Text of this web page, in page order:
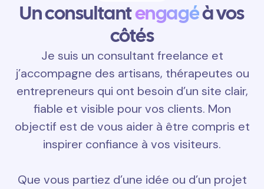
Un consultantengagéà vos
côtés
Je suis un consultant freelance et
j’accompagne des artisans, thérapeutes ou
entrepreneurs qui ont besoin d’un site clair,
fiable et visible pour vos clients. Mon
objectif est de vous aider à être compris et
inspirer confiance à vos visiteurs.
Que vous partiez d’une idée ou d’un projet